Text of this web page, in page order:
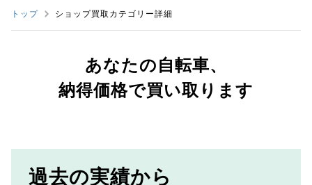
トップ ショップ買取カテゴリー詳細
あなたの自転車、
納得価格で買い取ります
過去の実績から